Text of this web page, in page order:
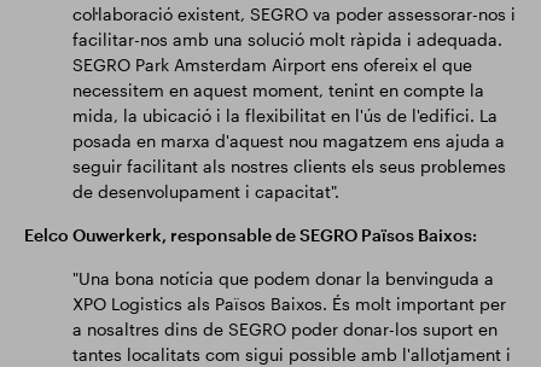
col·laboració existent, SEGRO va poder assessorar-nos i
facilitar-nos amb una solució molt ràpida i adequada.
SEGRO Park Amsterdam Airport ens ofereix el que
necessitem en aquest moment, tenint en compte la
mida, la ubicació i la flexibilitat en l'ús de l'edifici. La
posada en marxa d'aquest nou magatzem ens ajuda a
seguir facilitant als nostres clients els seus problemes
de desenvolupament i capacitat".
Eelco Ouwerkerk, responsable de SEGRO Països Baixos:
"Una bona notícia que podem donar la benvinguda a
XPO Logistics als Països Baixos. És molt important per
a nosaltres dins de SEGRO poder donar-los suport en
tantes localitats com sigui possible amb l'allotjament i